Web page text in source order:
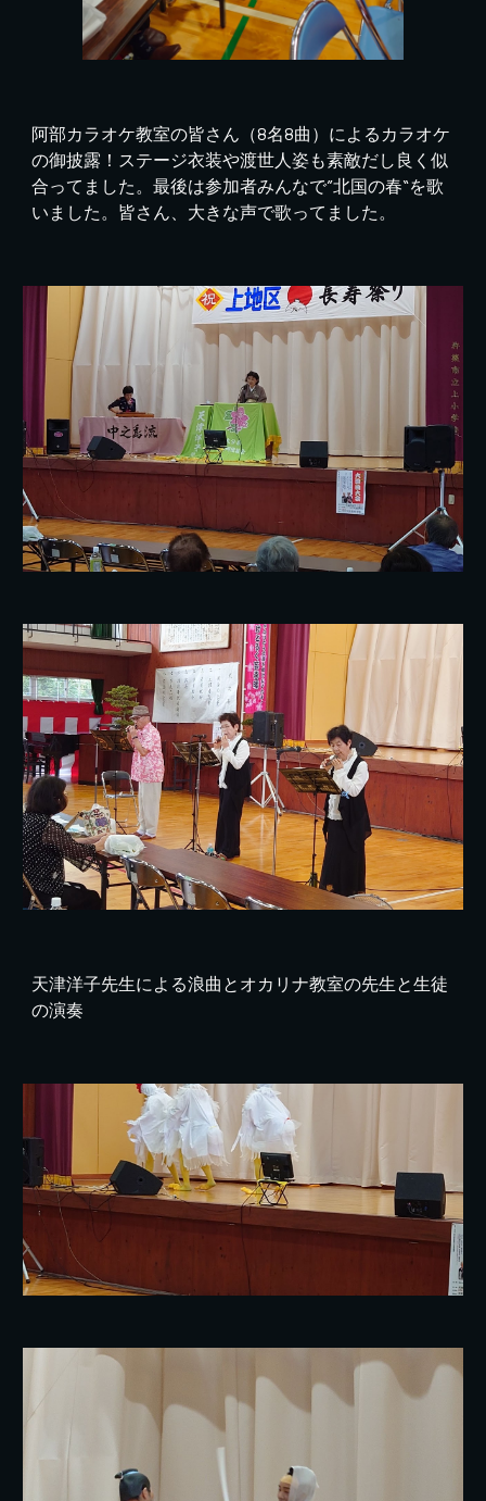
阿部カラオケ教室の皆さん（8名8曲）によるカラオケ
の御披露！ステージ衣装や渡世人姿も素敵だし良く似
合ってました。最後は参加者みんなで”北国の春“を歌
いました。皆さん、大きな声で歌ってました。
天津洋子先生による浪曲とオカリナ教室の先生と生徒
の演奏